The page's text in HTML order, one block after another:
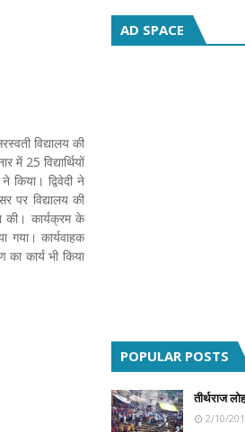
विद्यालय की
25 विद्यार्थियों
द्विवेदी ने
पर विद्यालय की
की। कार्यक्रम के
गया। कार्यवाहक
कार्य भी किया
AD SPACE
POPULAR POSTS
तीर्थराज
2/10/